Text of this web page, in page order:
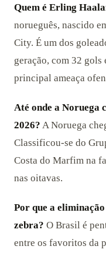
Quem é Erling
norueguês, nascido
City. É um dos
geração, com 32 gols
principal ameaça
Até onde a Noruega
2026? A Noruega
Classificou-se do
Costa do Marfim na
nas oitavas.
Por que a
zebra? O Brasil é
entre os favoritos da